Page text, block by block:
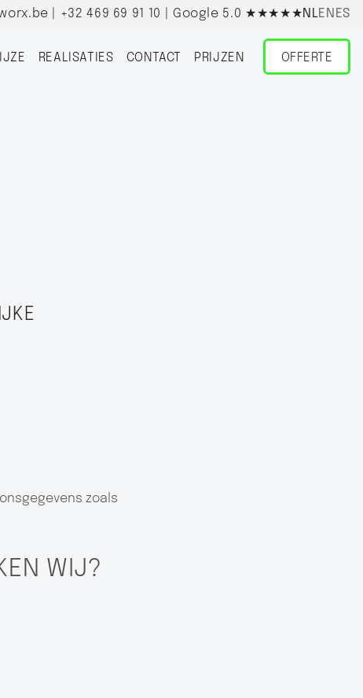
+32 469 69 91 10 | Google 5.0 ★★★★★NLEN ES
REALISATIES CONTACT PRIJZEN OFFERTE
zoals
WIJ?